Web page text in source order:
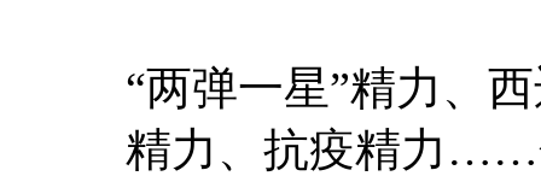
“两弹一星”精力、
精力、抗疫精力……